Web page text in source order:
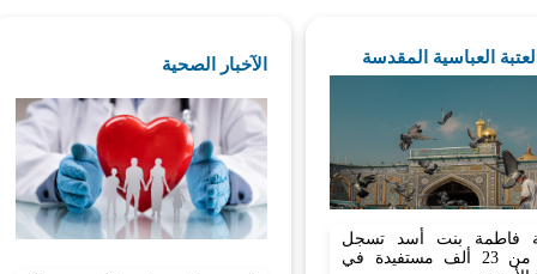
العباسية المقدسة
فاطمة بنت أسد تسجل
أكثر من 23 ألف مستفيدة في
الآخبار الصحية